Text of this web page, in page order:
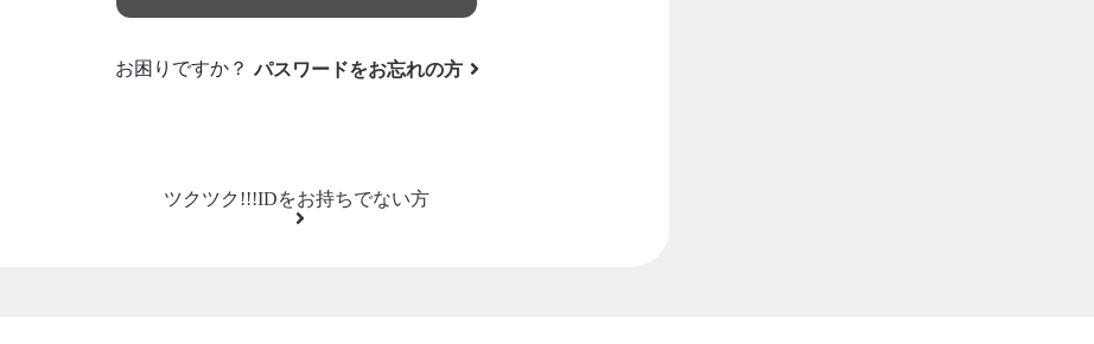
お困りですか？ パスワードをお忘れの方
ツクツク!!!IDをお持ちでない方